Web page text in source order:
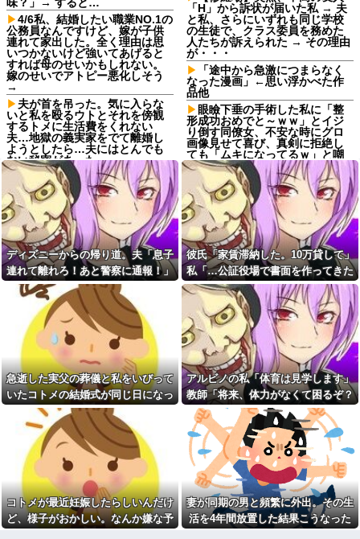
4/6私、結婚したい職業NO.1の
公務員なんですけど、嫁が子供
連れて家出した。全く理由は思
いつかないけど強いてあげると
すれば母のせいかもしれない。
嫁のせいでアトピー悪化しそう
→
夫が首を吊った。気に入らな
いと私を殴るウトとそれを傍観
するトメに生活費をくれない
夫…地獄の義実家をでて離婚し
ようとしたら…夫にはとんでも
ない秘密があった
最近の若手社員は何故かコレ
を嫌がるらしい
嫁「生ハムを手作りした
よ！」俺「それ、生肉のままじ
ゃないか！」→食べてしまった
翌日にまさかの事態が…
私「また郵便がなくなって
る…」知人「一緒に捕まえよ
う」→おとりを仕掛けたら泥奥
がまんまと引っかかり…
【後編】我が家で集まりがあ
った後に子供の新品クロックス
が消えた。犯人のママがカバン
に入れるのを見た人もいるのに
相手旦那が「証拠は？」と認め
ない…...
アタシ何歳に見える？って誘
い受け風の事言うゴミってまだ
生存してるよね～
ディズニーからの帰り道。夫
「息子連れて離れろ！あと警察
に通報！」私「助けて！」駅員
「どうしました！？」→トンデ
モナイことに…
会社に突然「嫁に手を出した
だろ」と怒りの電話が入った。
全く心当たりのない俺だった
が、事態は思わぬ展開に…
【衝撃】ジャンポケ斉藤の妻
「H」から訴状が届いた私 → 夫
と私、さらにいずれも同じ学校
の生徒で、クラス委員を務めた
人たちが訴えられた → その理由
が・・・
「途中から急激につまらなく
なった漫画」←思い浮かべた作
品他
眼瞼下垂の手術した私に「整
形成功おめでと～ｗｗ」とイジ
り倒す同僚女、不安な時にグロ
画像見せて喜び、真剣に拒絶し
ても「ムキになってるｗ」と嘲
笑…人の病気と手術を娯楽にす
んなよ！！
姪「結婚しても子供は産まな
い」私「どうして？」→理由を
聞いてみると、思わず少子化の
現実を考えさせられて…
結婚するという決断って重く
ないですか？
【悲報】強者男性さん「30超
えてデートの練習とかしてる奴
なんなんだ？普通は10代の子供
がいるぞ」
【修羅場】弟を車で迎えに行
くときにファミレスの駐車場か
ら飛び出してきた男性を轢いて
しまった 轢かれた男は傷だらけ
で血まみれなのに凄い大声て喚
いて暴れまくり…
【驚愕】デキ婚した相手は出
張姫。母の興信所調査で夫婦崩
壊？！ｗｗｗｗ
【唖然】浮気バレた旦那が嫁
に勢いで吐き出した結果ｗｗｗ
ｗ
1/2義弟娘「ママのアソコには
黒い絵があるんだよ！洗っても
落ちないんだよ！」あー…だか
らいつも肌を隠してるのね。こ
んな田舎で刺青バレたら面倒な
事になっちゃうよ…→面倒な事
ディズニーからの帰り道。夫「息子
連れて離れろ！あと警察に通報！」
私「助けて！」駅員「どうしまし
た！？」→トンデモナイことに…
彼氏「家賃滞納した。10万貸して」
私「…公証役場で書面を作ってきた
ら考える」→結果・・・
急逝した実父の葬儀と私をいびって
いたコトメの結婚式が同じ日になっ
てしまった。無理にでも来いと言わ
れてしまい...
アルビノの私「体育は見学します」
教師「将来、体力がなくて困るぞ？
我慢して走れ！」→結果、膝を痛め
て・・・
コトメが最近妊娠したらしいんだけ
ど、様子がおかしい。なんか嫌な予
妻が同期の男と頻繁に外出。その生
活を4年間放置した結果こうなった